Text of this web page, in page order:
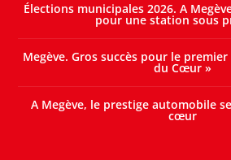
Élections municipales 2026. A
pour une station sous
Megève. Gros succès pour le premier
du Cœur »
A Megève, le prestige automobile
cœur